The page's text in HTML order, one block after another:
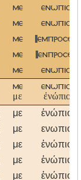
με ενωπιον
με ενωπιον
με
με
με ενωπιον
με
με
ενωπιον
ἐνώπιον
με ἐνώπιον
με ενωπιον
με ἐνώπιον
με ἐνώπιον
με ἐνώπιον